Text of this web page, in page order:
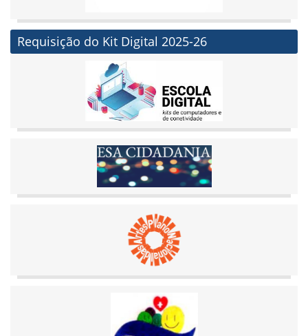
Requisição do Kit Digital 2025-26